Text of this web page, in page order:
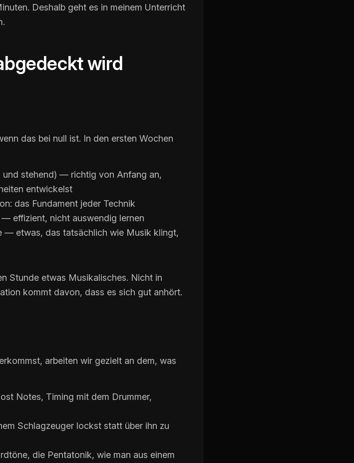
Deshalb geht es in meinem Unterricht
wird
das bei null ist. In den ersten Wochen
und stehend) — richtig von Anfang an,
entwickelst
das Fundament jeder Technik
effizient, nicht auswendig lernen
— etwas, das tatsächlich wie Musik klingt,
Stunde etwas Musikalisches. Nicht in
kommt davon, dass es sich gut anhört.
arbeiten wir gezielt an dem, was
Notes, Timing mit dem Drummer,
Schlagzeuger lockst statt über ihn zu
die Pentatonik, wie man aus einem